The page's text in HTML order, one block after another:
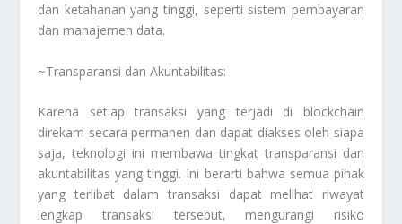
dan ketahanan yang tinggi, seperti sistem pembayaran
dan manajemen data.
~Transparansi dan Akuntabilitas:
Karena setiap transaksi yang terjadi di blockchain
direkam secara permanen dan dapat diakses oleh siapa
saja, teknologi ini membawa tingkat transparansi dan
akuntabilitas yang tinggi. Ini berarti bahwa semua pihak
yang terlibat dalam transaksi dapat melihat riwayat
lengkap transaksi tersebut, mengurangi risiko